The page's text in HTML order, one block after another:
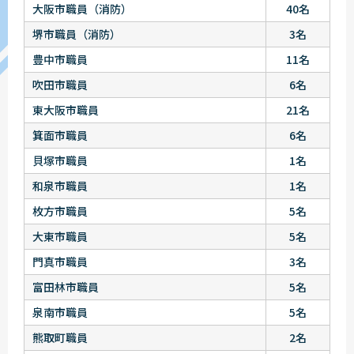
大阪市職員（消防）
40名
堺市職員（消防）
3名
豊中市職員
11名
吹田市職員
6名
東大阪市職員
21名
箕面市職員
6名
貝塚市職員
1名
和泉市職員
1名
枚方市職員
5名
大東市職員
5名
門真市職員
3名
富田林市職員
5名
泉南市職員
5名
熊取町職員
2名